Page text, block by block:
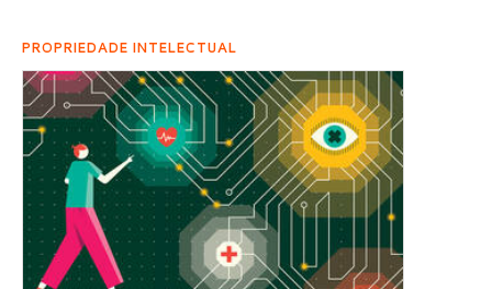
PROPRIEDADE INTELECTUAL